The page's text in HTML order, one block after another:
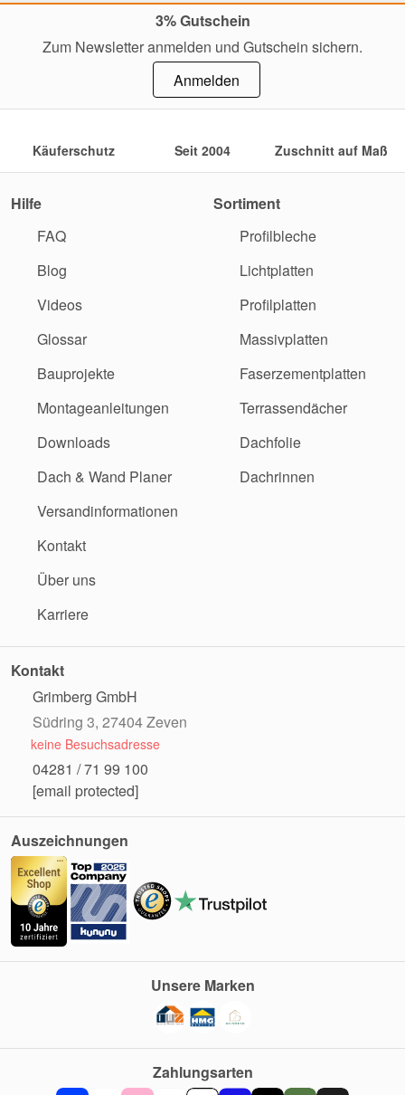
3% Gutschein
Zum Newsletter anmelden und Gutschein sichern.
Anmelden
Käuferschutz Seit 2004 Zuschnitt auf Maß
Hilfe
FAQ
Blog
Videos
Glossar
Bauprojekte
Montageanleitungen
Downloads
Dach & Wand Planer
Versandinformationen
Kontakt
Über uns
Karriere
Sortiment
Profilbleche
Lichtplatten
Profilplatten
Massivplatten
Faserzementplatten
Terrassendächer
Dachfolie
Dachrinnen
Kontakt
Grimberg GmbH
Südring 3, 27404 Zeven
keine Besuchsadresse
04281 / 71 99 100
[email protected]
Auszeichnungen
Zahlungsarten
Unsere Marken